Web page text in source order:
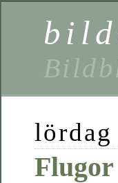
Flugor